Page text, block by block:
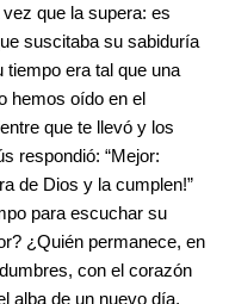
que la supera: es
suscitaba su sabiduría
tiempo era tal que una
hemos oído en el
que te llevó y los
respondió: “Mejor:
de Dios y la cumplen!”
para escuchar su
¿Quién permanece, en
con el corazón
alba de un nuevo día,